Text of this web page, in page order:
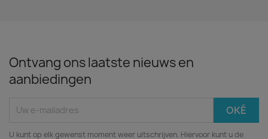
Ontvang ons laatste nieuws en
aanbiedingen
U kunt op elk gewenst moment weer uitschrijven. Hiervoor kunt u de